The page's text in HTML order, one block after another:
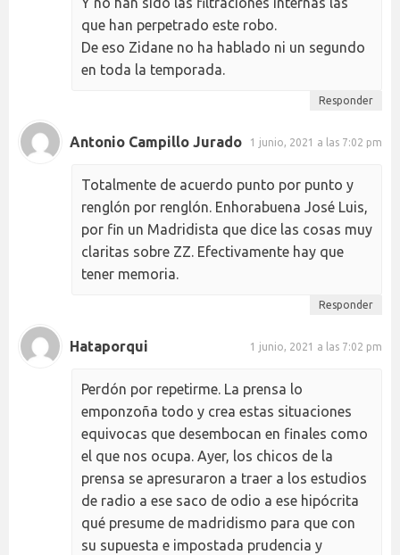
que han perpetrado este robo.
De eso Zidane no ha hablado ni un segundo
en toda la temporada.
Responder
Antonio Campillo Jurado 1 junio, 2021 a las 7:02 pm
Totalmente de acuerdo punto por punto y
renglón por renglón. Enhorabuena José Luis,
por fin un Madridista que dice las cosas muy
claritas sobre ZZ. Efectivamente hay que
tener memoria.
Responder
Hataporqui 1 junio, 2021 a las 7:02 pm
Perdón por repetirme. La prensa lo
emponzoña todo y crea estas situaciones
equivocas que desembocan en finales como
el que nos ocupa. Ayer, los chicos de la
prensa se apresuraron a traer a los estudios
de radio a ese saco de odio a ese hipócrita
qué presume de madridismo para que con
su supuesta e impostada prudencia y